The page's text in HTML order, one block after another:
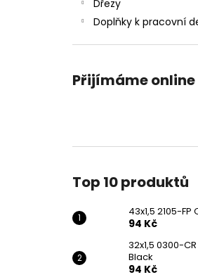
Dřezy
Doplňky k pracovní
Přijímáme
Top 10 produktů
43x1,5 2105-FP
94 Kč
32x1,5 0300-
Black
94 Kč
43X1,5 2105-FP OAK
94 Kč